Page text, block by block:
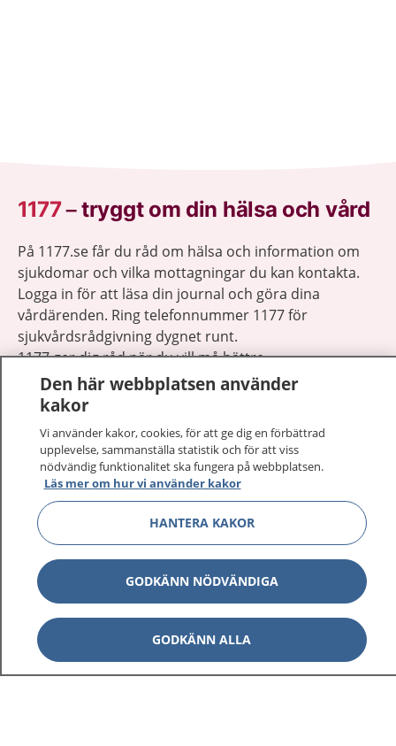
1177–tryggt om din hälsa och vård
På 1177.se får du råd om hälsa och information om
sjukdomar och vilka mottagningar du kan kontakta.
Logga in för att läsa din journal och göra dina
vårdärenden. Ring telefonnummer 1177 för
sjukvårdsrådgivning dygnet runt.
1177 ger dig råd när du vill må bättre.
1177 på flera språk
Om 1177 Visa
Kontakt Visa
Behandling av personuppgifter
Den här webbplatsen använder
kakor
Vi använder kakor, cookies, för att ge dig en förbättrad
upplevelse, sammanställa statistik och för att viss
nödvändig funktionalitet ska fungera på webbplatsen.
Läs mer om hur vi använder kakor
HANTERA KAKOR
GODKÄNN NÖDVÄNDIGA
GODKÄNN ALLA